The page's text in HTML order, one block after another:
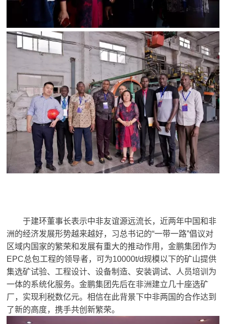
于建环董事长表示中非友谊源远流长，近两年中国和非
洲的经济发展形势越来越好，习总书记的“一带一路”倡议对
区域内国家的繁荣和发展有重大的推动作用，金鹏集团作为
EPC总包工程的领导者，可为10000t/d规模以下的矿山提供
集选矿试验、工程设计、设备制造、安装调试、人员培训为
一体的系统化服务。金鹏集团先后在非洲建立几十座选矿
厂，实现利税数亿元。相信在此背景下中非两国的合作达到
了新的高度，携手共创新繁荣。